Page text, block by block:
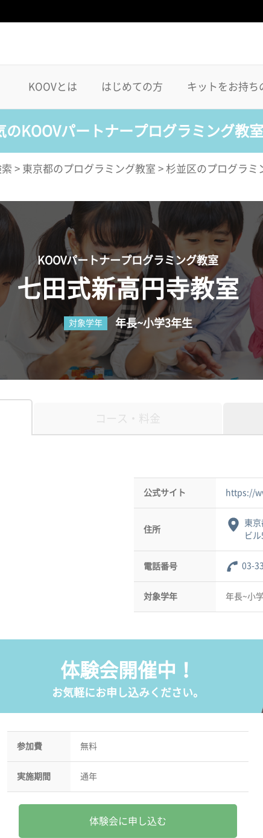
KOOVとは はじめての方 キットをお持ち
のKOOVパートナープログラミング教
> 東京都のプログラミング教室 > 杉並区のプログラミ
KOOVパートナープログラミング教室
七田式新高円寺教室
対象学年 年長~小学3年生
コース・料金
公式サイト https://
住所
東
ビル
電話番号 03-
対象学年 年長~小
体験会開催中！
お気軽にお申し込みください。
参加費 無料
実施期間 通年
体験会に申し込む